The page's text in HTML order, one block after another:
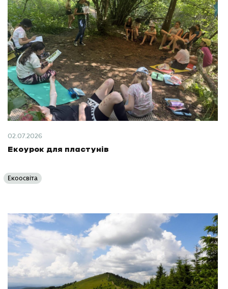
02.07.2026
Екоурок для пластунів
Екоосвіта